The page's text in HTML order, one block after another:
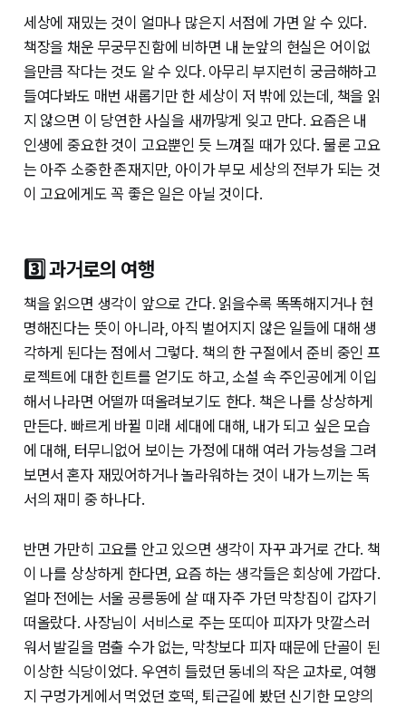
세상에 재밌는 것이 얼마나 많은지 서점에 가면 알 수 있다.
책장을 채운 무궁무진함에 비하면 내 눈앞의 현실은 어이없
을만큼 작다는 것도 알 수 있다. 아무리 부지런히 궁금해하고
들여다봐도 매번 새롭기만 한 세상이 저 밖에 있는데, 책을 읽
지 않으면 이 당연한 사실을 새까맣게 잊고 만다. 요즘은 내
인생에 중요한 것이 고요뿐인 듯 느껴질 때가 있다. 물론 고요
는 아주 소중한 존재지만, 아이가 부모 세상의 전부가 되는 것
이 고요에게도 꼭 좋은 일은 아닐 것이다.
3️⃣ 과거로의 여행
책을 읽으면 생각이 앞으로 간다. 읽을수록 똑똑해지거나 현
명해진다는 뜻이 아니라, 아직 벌어지지 않은 일들에 대해 생
각하게 된다는 점에서 그렇다. 책의 한 구절에서 준비 중인 프
로젝트에 대한 힌트를 얻기도 하고, 소설 속 주인공에게 이입
해서 나라면 어떨까 떠올려보기도 한다. 책은 나를 상상하게
만든다. 빠르게 바뀔 미래 세대에 대해, 내가 되고 싶은 모습
에 대해, 터무니없어 보이는 가정에 대해 여러 가능성을 그려
보면서 혼자 재밌어하거나 놀라워하는 것이 내가 느끼는 독
서의 재미 중 하나다.
반면 가만히 고요를 안고 있으면 생각이 자꾸 과거로 간다. 책
이 나를 상상하게 한다면, 요즘 하는 생각들은 회상에 가깝다.
얼마 전에는 서울 공릉동에 살 때 자주 가던 막창집이 갑자기
떠올랐다. 사장님이 서비스로 주는 또띠아 피자가 맛깔스러
워서 발길을 멈출 수가 없는, 막창보다 피자 때문에 단골이 된
이상한 식당이었다. 우연히 들렀던 동네의 작은 교차로, 여행
지 구멍가게에서 먹었던 호떡, 퇴근길에 봤던 신기한 모양의